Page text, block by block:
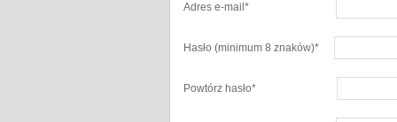
Adres e-mail *
Hasło (minimum 8 znaków)*
Powtórz hasło*